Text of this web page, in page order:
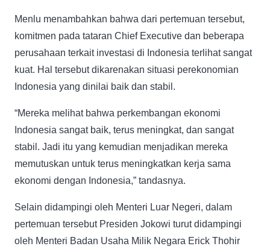
Menlu menambahkan bahwa dari pertemuan tersebut,
komitmen pada tataran Chief Executive dan beberapa
perusahaan terkait investasi di Indonesia terlihat sangat
kuat. Hal tersebut dikarenakan situasi perekonomian
Indonesia yang dinilai baik dan stabil.
“Mereka melihat bahwa perkembangan ekonomi
Indonesia sangat baik, terus meningkat, dan sangat
stabil. Jadi itu yang kemudian menjadikan mereka
memutuskan untuk terus meningkatkan kerja sama
ekonomi dengan Indonesia,” tandasnya.
Selain didampingi oleh Menteri Luar Negeri, dalam
pertemuan tersebut Presiden Jokowi turut didampingi
oleh Menteri Badan Usaha Milik Negara Erick Thohir